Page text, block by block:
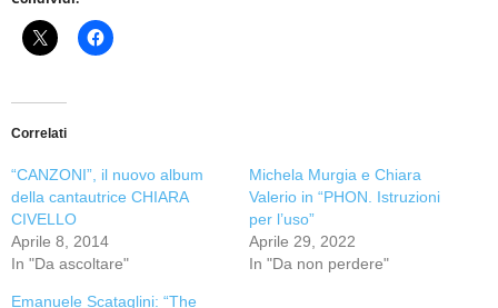
Correlati
“CANZONI”, il nuovo album
della cantautrice CHIARA
CIVELLO
Aprile 8, 2014
In "Da ascoltare"
Michela Murgia e Chiara
Valerio in “PHON. Istruzioni
per l’uso”
Aprile 29, 2022
In "Da non perdere"
Emanuele Scataglini: “The